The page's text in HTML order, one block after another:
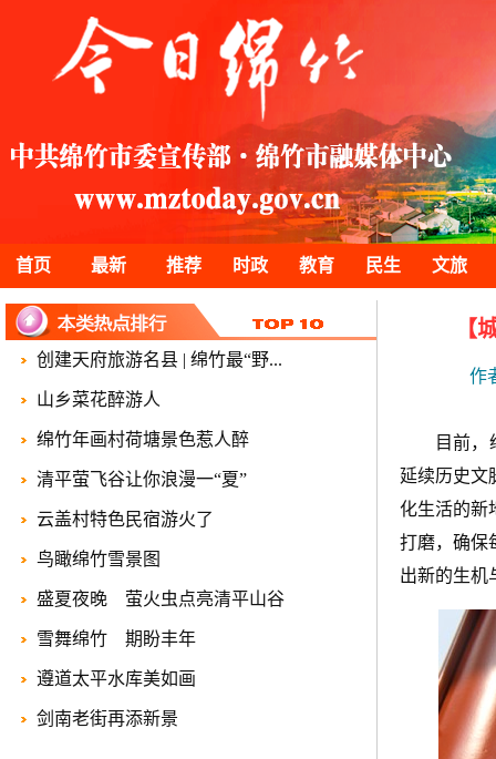
首页 最新 推荐 时政 教育 民生 文旅
创建天府旅游名县 | 绵竹最“野...
山乡菜花醉游人
绵竹年画村荷塘景色惹人醉
清平萤飞谷让你浪漫一“夏”
云盖村特色民宿游火了
鸟瞰绵竹雪景图
盛夏夜晚 萤火虫点亮清平山谷
雪舞绵竹 期盼丰年
遵道太平水库美如画
剑南老街再添新景
【
作
目前，
延续历史文
化生活的新
打磨，确保
出新的生机